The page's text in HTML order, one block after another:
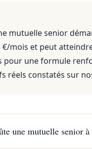
mutuelle senior
€/mois et peut
pour une formule
réels constatés sur
une mutuelle senior